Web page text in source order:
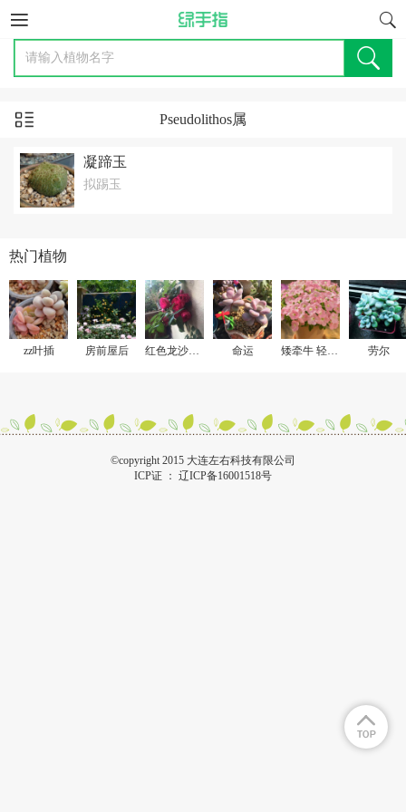
Pseudolithos属
凝蹄玉
拟踢玉
热门植物
zz叶插 房前屋后 红色龙沙宝石 命运 矮牵牛 轻浪贝壳粉 劳尔
©copyright 2015 大连左右科技有限公司
ICP证 ： 辽ICP备16001518号